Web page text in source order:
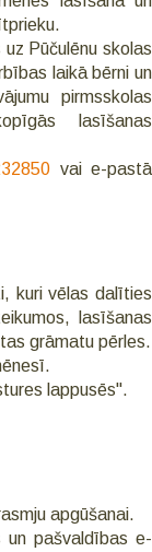
Pūčulēnu skolas
laikā bērni un
pirmsskolas
lasīšanas
vai e-pastā
kuri vēlas dalīties
lasīšanas
grāmatu pērles.
lappusēs".
apgūšanai.
un pašvaldības e-